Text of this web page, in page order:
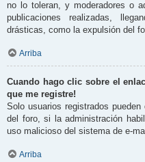
no lo toleran, y moderadores o
publicaciones realizadas,
drásticas, como la expulsión del
Arriba
Cuando hago clic sobre el
que me registre!
Solo usuarios registrados
del foro, si la administración
uso malicioso del sistema de e-
Arriba